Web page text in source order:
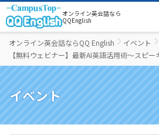
オンライン英会話なら
QQEnglish
オンライン英会話ならQQ English
イベント
【無料ウェビナー】最新AI英語活用術〜スピ
イベント